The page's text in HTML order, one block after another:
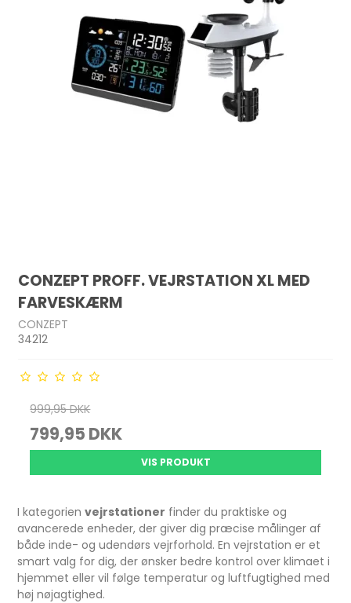
CONZEPT PROFF. VEJRSTATION XL MED
FARVESKÆRM
CONZEPT
34212
999,95 DKK
799,95 DKK
VIS PRODUKT
I kategorienvejrstationer finder du praktiske og
avancerede enheder, der giver dig præcise målinger af
både inde- og udendørs vejrforhold. En vejrstation er et
smart valg for dig, der ønsker bedre kontrol over klimaet i
hjemmet eller vil følge temperatur og luftfugtighed med
høj nøjagtighed.